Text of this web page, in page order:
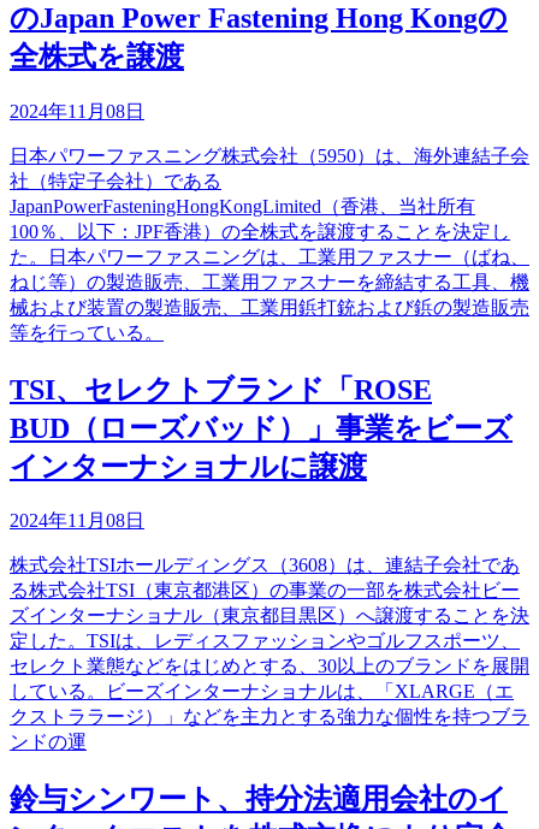
のJapan Power Fastening Hong Kongの
全株式を譲渡
2024年11月08日
日本パワーファスニング株式会社（5950）は、海外連結子会
社（特定子会社）である
JapanPowerFasteningHongKongLimited（香港、当社所有
100％、以下：JPF香港）の全株式を譲渡することを決定し
た。日本パワーファスニングは、工業用ファスナー（ばね、
ねじ等）の製造販売、工業用ファスナーを締結する工具、機
械および装置の製造販売、工業用鋲打銃および鋲の製造販売
等を行っている。
TSI、セレクトブランド「ROSE
BUD（ローズバッド）」事業をビーズ
インターナショナルに譲渡
2024年11月08日
株式会社TSIホールディングス（3608）は、連結子会社であ
る株式会社TSI（東京都港区）の事業の一部を株式会社ビー
ズインターナショナル（東京都目黒区）へ譲渡することを決
定した。TSIは、レディスファッションやゴルフスポーツ、
セレクト業態などをはじめとする、30以上のブランドを展開
している。ビーズインターナショナルは、「XLARGE（エ
クストララージ）」などを主力とする強力な個性を持つブラ
ンドの運
鈴与シンワート、持分法適用会社のイ